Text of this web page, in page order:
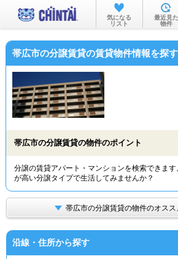
お部屋を探す
沿線・駅か
物件特集か
TOP
気になる
リスト
最近見た
物件
帯広市の分譲賃貸の賃貸物件情報を探す
帯広市の分譲賃貸の物件のポイント
分譲の賃貸アパート・マンションを検索できま
が高い分譲タイプで生活してみませんか？
帯広市の分譲賃貸の物件のオスス
沿線・住所から探す